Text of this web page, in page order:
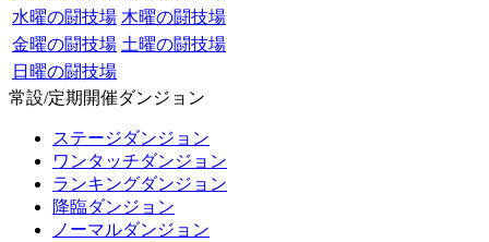
水曜の闘技場 木曜の闘技場
金曜の闘技場 土曜の闘技場
日曜の闘技場
常設/定期開催ダンジョン
ステージダンジョン
ワンタッチダンジョン
ランキングダンジョン
降臨ダンジョン
ノーマルダンジョン